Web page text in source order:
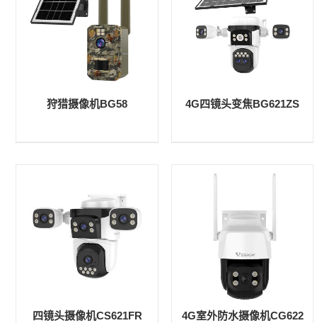
狩猎摄像机BG58 4G四镜头变焦BG621ZS
四镜头摄像机CS621FR 4G室外防水摄像机CG622